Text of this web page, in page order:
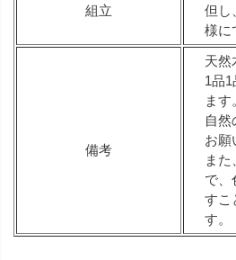
組立
但し
様に
備考
天然
1品
ます
自然
お願
ま
で、
すこ
す。